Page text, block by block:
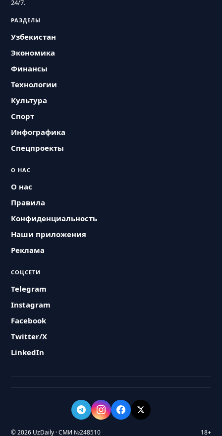
24/7.
РАЗДЕЛЫ
Узбекистан
Экономика
Финансы
Технологии
Культура
Спорт
Инфографика
Спецпроекты
О НАС
О нас
Правила
Конфиденциальность
Наши приложения
Реклама
СОЦСЕТИ
Telegram
Instagram
Facebook
Twitter/X
LinkedIn
© 2026 UzDaily · СМИ №248510 18+